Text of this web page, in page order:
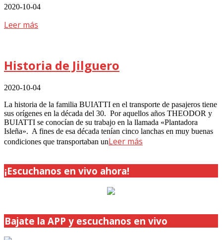
2020-10-04
Leer más
Historia de Jilguero
2020-10-04
La historia de la familia BUIATTI en el transporte de pasajeros tiene
sus orígenes en la década del 30. Por aquellos años THEODOR y
BUIATTI se conocían de su trabajo en la llamada «Plantadora
Isleña». A fines de esa década tenían cinco lanchas en muy buenas
condiciones que transportaban unLeer más
¡Escuchanos en vivo ahora!
Bajate la APP y escuchanos en vivo